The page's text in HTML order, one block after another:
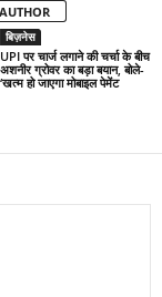
बिज़नेस
UPI पर चार्ज लगाने की चर्चा के बीच
अशनीर ग्रोवर का बड़ा बयान, बोले-
‘खत्म हो जाएगा मोबाइल पेमेंट